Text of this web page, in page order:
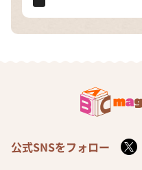
公式SNSをフォロー